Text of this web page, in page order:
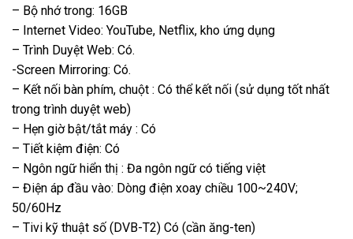
– Bộ nhớ trong: 16GB
– Internet Video: YouTube, Netflix, kho ứng dụng
– Trình Duyệt Web: Có.
-Screen Mirroring: Có.
– Kết nối bàn phím, chuột : Có thể kết nối (sử dụng tốt nhất
trong trình duyệt web)
– Hẹn giờ bật/tắt máy : Có
– Tiết kiệm điện: Có
– Ngôn ngữ hiển thị : Đa ngôn ngữ có tiếng việt
– Điện áp đầu vào: Dòng điện xoay chiều 100~240V;
50/60Hz
– Tivi kỹ thuật số (DVB-T2) Có (cần ăng-ten)